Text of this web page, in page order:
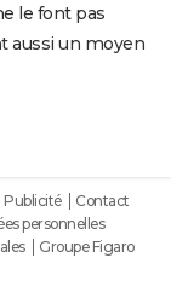
le font pas
aussi un moyen
Publicité
Contact
personnelles
Groupe Figaro